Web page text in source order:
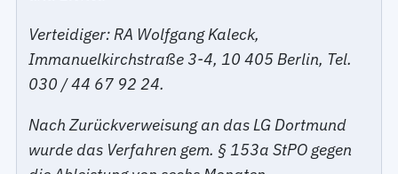
Verteidiger: RA Wolfgang Kaleck,
Immanuelkirchstraße 3-4, 10 405 Berlin, Tel.
030 / 44 67 92 24.
Nach Zurückverweisung an das LG Dortmund
wurde das Verfahren gem. § 153a StPO gegen